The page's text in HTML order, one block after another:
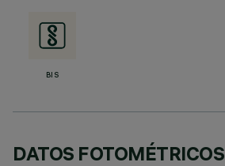
BIS
DATOS FOTOMÉTRICOS